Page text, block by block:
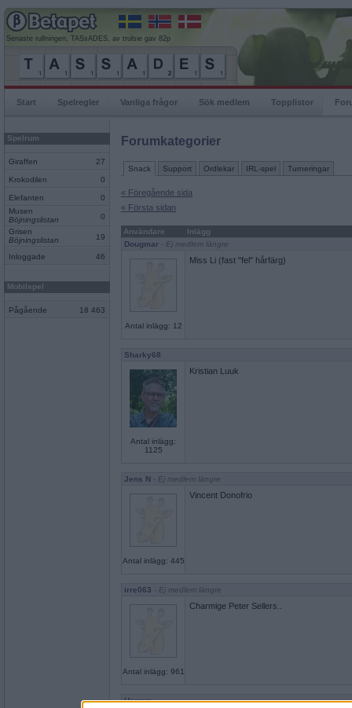
Senaste rullningen, TASsADES, av trulsie gav 82p
Start Spelregler Vanliga frågor Sök medlem Topplistor
Spelrum
Giraffen 27
Krokodilen 0
Elefanten
0
Musen
Böjningslistan
0
Grisen
Böjningslistan
19
Inloggade 46
Mobilspel
Pågående 18 463
Forumkategorier
Snack Support Ordlekar IRL-spel Turneringar
« Föregående sida
« Första sidan
Användare
Inlägg
Dougmar - Ej medlem längre
Antal inlägg: 12
Miss Li (fast "fel" hårfärg)
Sharky68
Antal inlägg:
1125
Kristian Luuk
Jens N - Ej medlem längre
Antal inlägg: 445
Vincent Donofrio
irre063 - Ej medlem längre
Antal inlägg: 961
Charmige Peter Sellers..
Henrux